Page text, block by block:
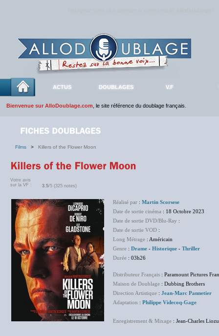
ACTUS DOUBLAGES V.F
Bienvenue sur AlloDoublage.com , le site référence du doublage français.
Films > Killers of the Flower Moon
Votre avis
sur la VF :
3.5/5 (325 notes)
Réalisé par : Martin Scorsese
Date de sortie cinéma : 18 Octobre 2023
Date de sortie DVD/Blu-Ray :
Date de sortie VOD :
Long Métrage : Américain
Genre : Drame - Historique - Thriller
Durée : 03h26
Distributeur Français : Paramount Pictures
Maison de Doublage : Dubbing Brothers
Direction Artistique : Jean-Marc Pannetier
Adaptation : Philippe Videcoq-Gage
Enregistrement & Mixage : Jean-Charles Liozu